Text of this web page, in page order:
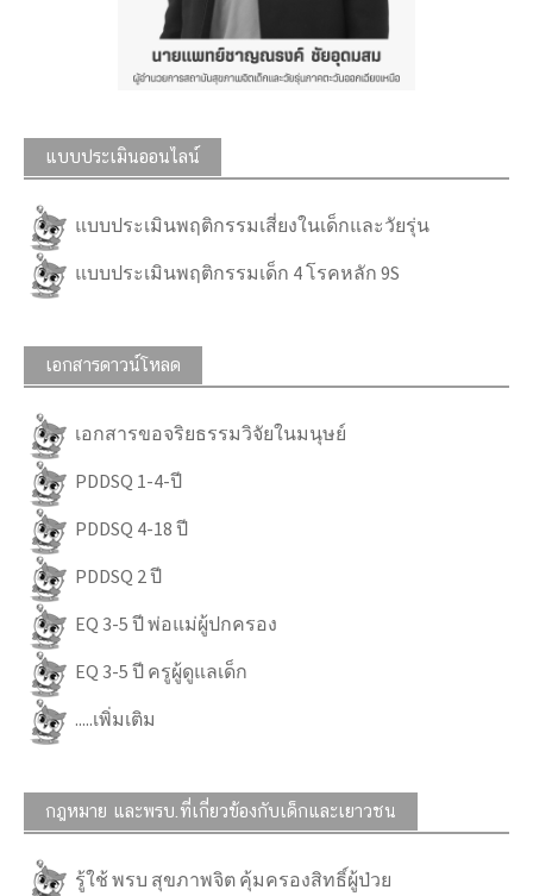
แบบประเมินออนไลน์
แบบประเมินพฤติกรรมเสี่ยงในเด็กและวัยรุ่น
แบบประเมินพฤติกรรมเด็ก 4 โรคหลัก 9S
เอกสารดาวน์โหลด
เอกสารขอจริยธรรมวิจัยในมนุษย์
PDDSQ 1-4-ปี
PDDSQ 4-18 ปี
PDDSQ 2 ปี
EQ 3-5 ปี พ่อแม่ผู้ปกครอง
EQ 3-5 ปี ครูผู้ดูแลเด็ก
.....เพิ่มเติม
กฎหมาย และพรบ.ที่เกี่ยวข้องกับเด็กและเยาวชน
รู้ใช้ พรบ สุขภาพจิต คุ้มครองสิทธิ์ผู้ป่วย